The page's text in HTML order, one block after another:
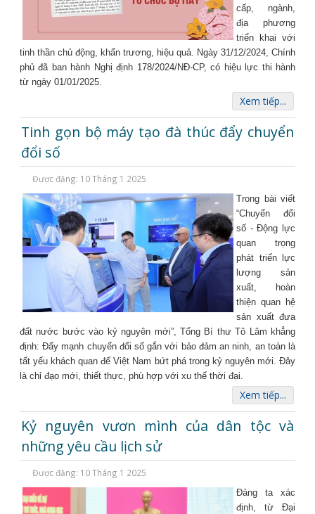
cấp, ngành,
địa phương
triển khai với
tinh thần chủ động, khẩn trương, hiệu quả. Ngày 31/12/2024, Chính
phủ đã ban hành Nghị định 178/2024/NĐ-CP, có hiệu lực thi hành
từ ngày 01/01/2025.
Xem tiếp...
Tinh gọn bộ máy tạo đà thúc đẩy chuyển
đổi số
Được đăng: 10 Tháng 1 2025
Trong bài viết
“Chuyển đổi
số - Động lực
quan trọng
phát triển lực
lượng sản
xuất, hoàn
thiện quan hệ
sản xuất đưa
đất nước bước vào kỷ nguyên mới”, Tổng Bí thư Tô Lâm khẳng
định: Đẩy mạnh chuyển đổi số gắn với bảo đảm an ninh, an toàn là
tất yếu khách quan để Việt Nam bứt phá trong kỷ nguyên mới. Đây
là chỉ đạo mới, thiết thực, phù hợp với xu thế thời đại.
Xem tiếp...
Kỷ nguyên vươn mình của dân tộc và
những yêu cầu lịch sử
Được đăng: 10 Tháng 1 2025
Đảng ta xác
định, từ Đại